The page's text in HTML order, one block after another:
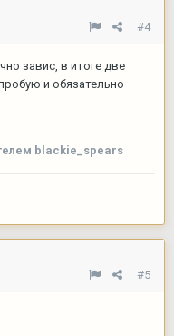
#4
завис, в итоге две
и обязательно
blackie_spears
#5